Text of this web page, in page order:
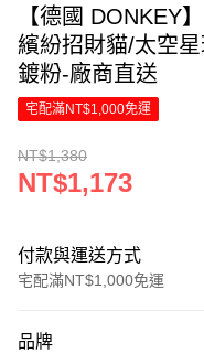
【德國 DONKEY
繽紛招財貓/太空
鍍粉-廠商直送
宅配滿NT$1,000免運
NT$1,380
NT$1,173
付款與運送方式
宅配滿NT$1,000免運
信用卡一次付款
品牌